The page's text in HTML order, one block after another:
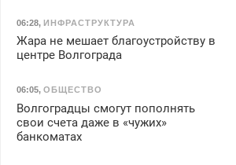
06:28, ИНФРАСТРУКТУРА
Жара не мешает благоустройству в
центре Волгограда
06:05, ОБЩЕСТВО
Волгоградцы смогут пополнять
свои счета даже в «чужих»
банкоматах